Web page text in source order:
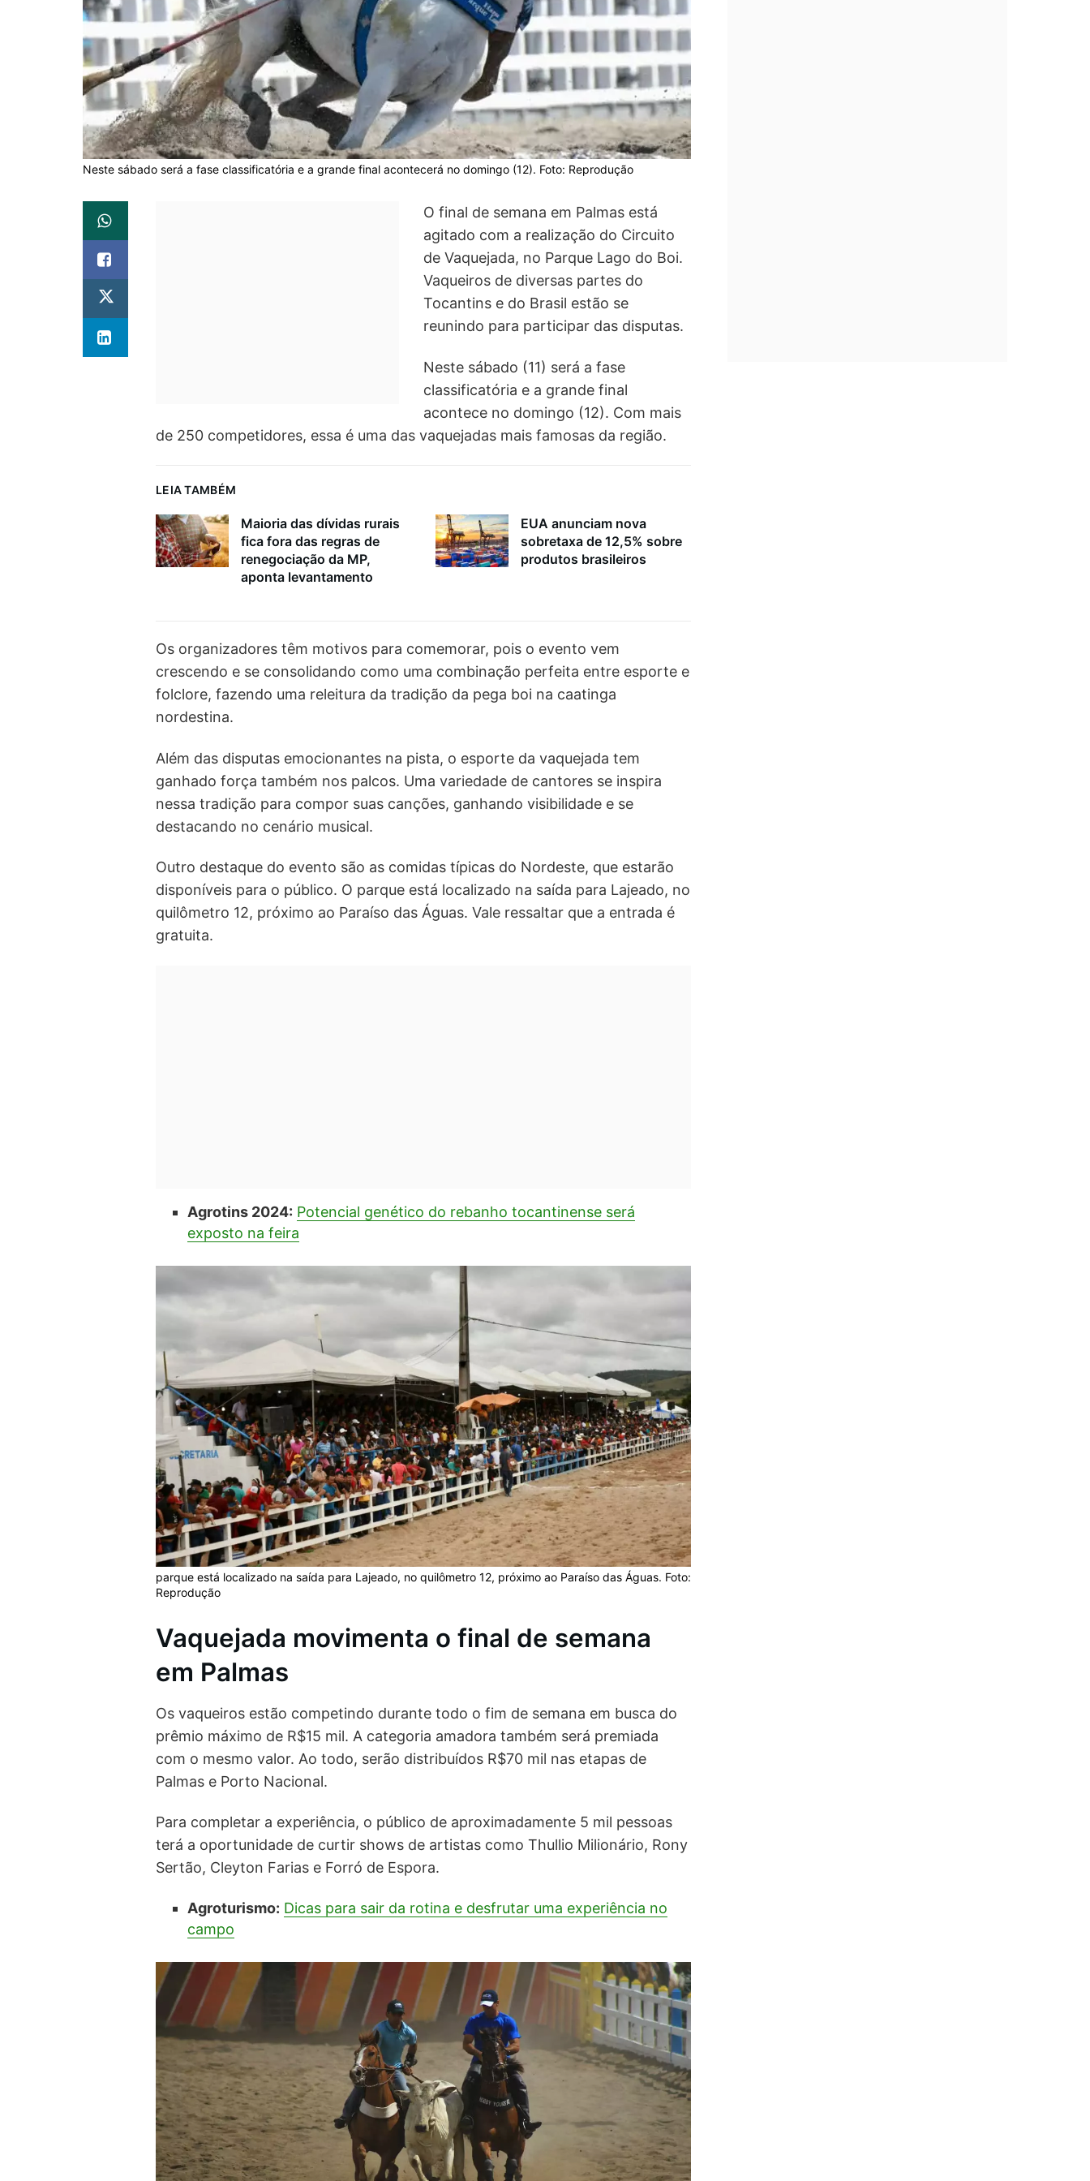
Neste sábado será a fase classificatória e a grande final acontecerá no domingo (12). Foto: Reprodução
O final de semana em Palmas está
agitado com a realização do Circuito
de Vaquejada, no Parque Lago do Boi.
Vaqueiros de diversas partes do
Tocantins e do Brasil estão se
reunindo para participar das disputas.
Neste sábado (11) será a fase
classificatória e a grande final
acontece no domingo (12). Com mais
de 250 competidores, essa é uma das vaquejadas mais famosas da região.
LEIA TAMBÉM
Maioria das dívidas rurais
fica fora das regras de
renegociação da MP,
aponta levantamento
EUA anunciam nova
sobretaxa de 12,5% sobre
produtos brasileiros
Os organizadores têm motivos para comemorar, pois o evento vem
crescendo e se consolidando como uma combinação perfeita entre esporte e
folclore, fazendo uma releitura da tradição da pega boi na caatinga
nordestina.
Além das disputas emocionantes na pista, o esporte da vaquejada tem
ganhado força também nos palcos. Uma variedade de cantores se inspira
nessa tradição para compor suas canções, ganhando visibilidade e se
destacando no cenário musical.
Outro destaque do evento são as comidas típicas do Nordeste, que estarão
disponíveis para o público. O parque está localizado na saída para Lajeado, no
quilômetro 12, próximo ao Paraíso das Águas. Vale ressaltar que a entrada é
gratuita.
Agrotins 2024: Potencial genético do rebanho tocantinense será
exposto na feira
parque está localizado na saída para Lajeado, no quilômetro 12, próximo ao Paraíso das Águas. Foto:
Reprodução
Vaquejada movimenta o final de semana
em Palmas
Os vaqueiros estão competindo durante todo o fim de semana em busca do
prêmio máximo de R$15 mil. A categoria amadora também será premiada
com o mesmo valor. Ao todo, serão distribuídos R$70 mil nas etapas de
Palmas e Porto Nacional.
Para completar a experiência, o público de aproximadamente 5 mil pessoas
terá a oportunidade de curtir shows de artistas como Thullio Milionário, Rony
Sertão, Cleyton Farias e Forró de Espora.
Agroturismo: Dicas para sair da rotina e desfrutar uma experiência no
campo